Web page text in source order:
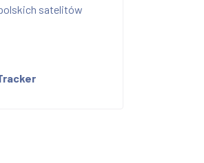
satelitów